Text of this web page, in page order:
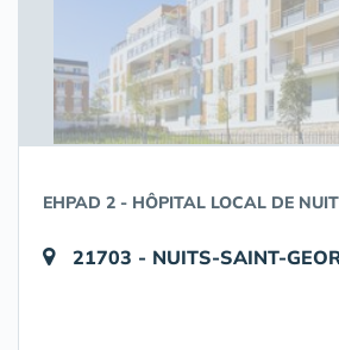
EHPAD 2 - HÔPITAL LOCAL DE
21703 - NUITS-SAINT-